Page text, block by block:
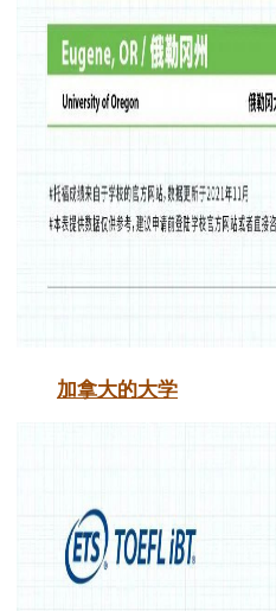
加拿大的大学